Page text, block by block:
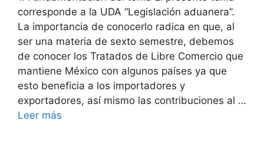
corresponde a la UDA “Legislación aduanera”.
La importancia de conocerlo radica en que, al
ser una materia de sexto semestre, debemos
de conocer los Tratados de Libre Comercio que
mantiene México con algunos países ya que
esto beneficia a los importadores y
exportadores, así mismo las contribuciones al …
Leer más